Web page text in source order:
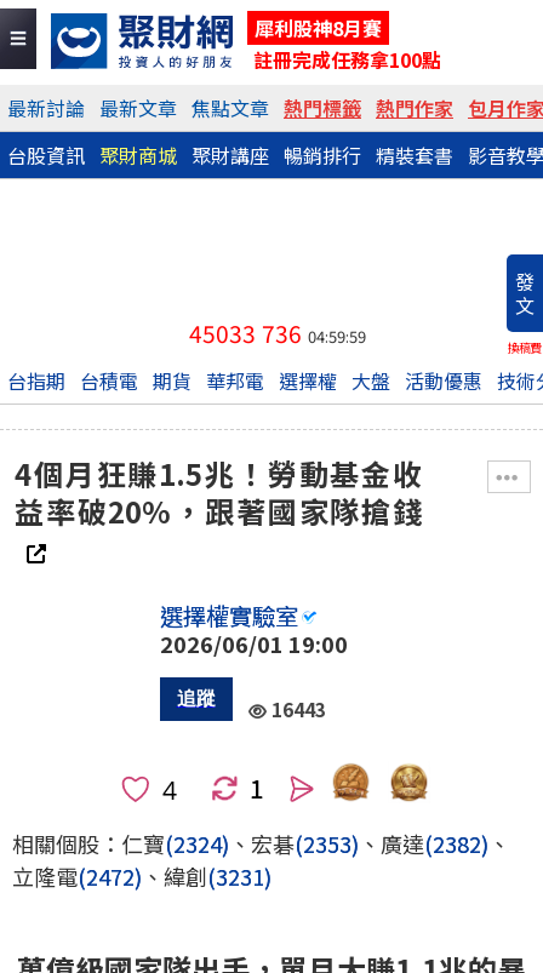
犀利股神8月賽
註冊完成任務拿100點
最新討論 最新文章 焦點文章 熱門標籤 熱門作家 包月作
台股資訊 聚財商城 聚財講座 暢銷排行 精裝套書 影音教
發
文
換稿費
45033 736 04:59:59
台指期 台積電 期貨 華邦電 選擇權 大盤 活動優惠 技術
4個月狂賺1.5兆！勞動基金收
益率破20%，跟著國家隊搶錢
選擇權實驗室
2026/06/01 19:00
16443
1
相關個股：仁寶(2324) 、宏碁(2353) 、廣達(2382) 、
立隆電(2472) 、緯創(3231)